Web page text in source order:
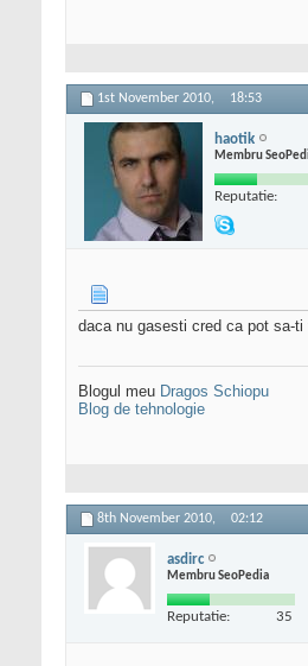
1st November 2010, 18:53
haotik
Membru
Reputatie:
daca nu gasesti cred ca pot sa-
Blogul meu Dragos Schiopu
Blog de tehnologie
8th November 2010, 02:12
asdirc
Membru SeoPedia
Reputatie: 35